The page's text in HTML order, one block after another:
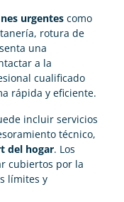
urgentes como
rotura de
una
a la
cualificado
rápida y eficiente.
incluir servicios
técnico,
del hogar. Los
cubiertos por la
límites y